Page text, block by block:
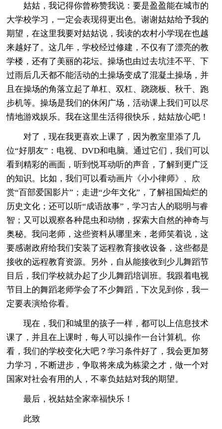
姑姑，我记得你曾称赞我说：要是盈盈能在城市的
大学校学习，一定会表现得更出色。谢谢姑姑给予我的
期望，在这里我要对姑姑说，我读的农村小学现在也越
来越好了。这几年，学校经过修建，不仅有了漂亮的教
学楼，还有了美丽的花坛。操场也由过去坑洼不平、下
过雨后几天都不能活动的土操场变成了混凝土操场，并
且在操场的角落立起了单杠、双杠、跷跷板、秋千、跑
步机等。操场是我们的休闲广场，活动课上我们可以尽
情地游戏娱乐。我在这里生活得很快乐，姑姑放心吧！
对了，现在我更喜欢上课了，因为教室里添了几
位“好朋友”：电视、DVD和电脑。通过它们，我们可以
看到精彩的画面，听到悦耳动听的声音，了解到更广泛
的知识。比如，我们可以看动画片《小小律师》、欣
赏“百部爱国影片”；走进“少年文化”，了解祖国灿烂的
历史文化；还可以听“成语故事”，学习古人的聪明与睿
智；又可以观察各种昆虫和动物，探索大自然的神奇与
奥秘。我问老师，这些资料从哪里来，老师笑着说，这
要感谢政府给我们安装了远程教育接收设备，这些都是
接收的远程教育资源。另外，自从能接收到少儿舞蹈节
目后，我们学校就办起了少儿舞蹈培训班。我跟着电视
节目上的舞蹈老师学会了不少舞蹈，下次见到你，我一
定要表演给你看。
现在，我们和城里的孩子一样，都可以上信息技术
课了，并且在上课时，每人可以操作一台计算机。你
看，我们的学校变化大吧？学习条件好了，我会更加努
力学习，不断进步，争取将来成为栋梁之才，做一个对
国家对社会有用的人，不辜负姑姑对我的期望。
最后，祝姑姑全家幸福快乐！
此致